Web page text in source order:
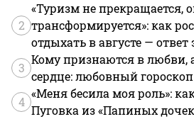
2
«Туризм не прекращается,
трансформируется»: как
отдыхать в августе — ответ
3
Кому признаются в любви,
сердце: любовный гороскоп
4
«Меня бесила моя роль»:
Пуговка из «Папиных